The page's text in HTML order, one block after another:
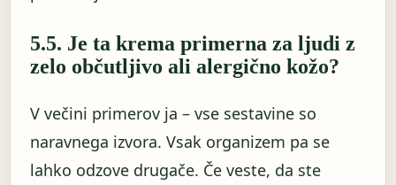
5.5. Je ta krema primerna za ljudi z
zelo občutljivo ali alergično kožo?
V večini primerov ja – vse sestavine so
naravnega izvora. Vsak organizem pa se
lahko odzove drugače. Če veste, da ste